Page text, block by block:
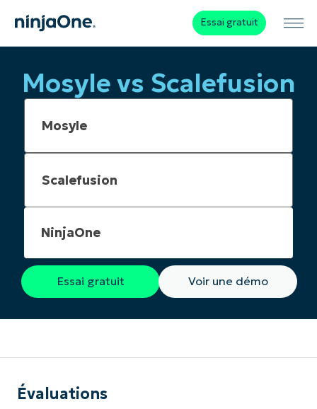
Essai gratuit
Mosyle vs Scalefusion
NinjaOne
Essai gratuit Voir une démo
Évaluations